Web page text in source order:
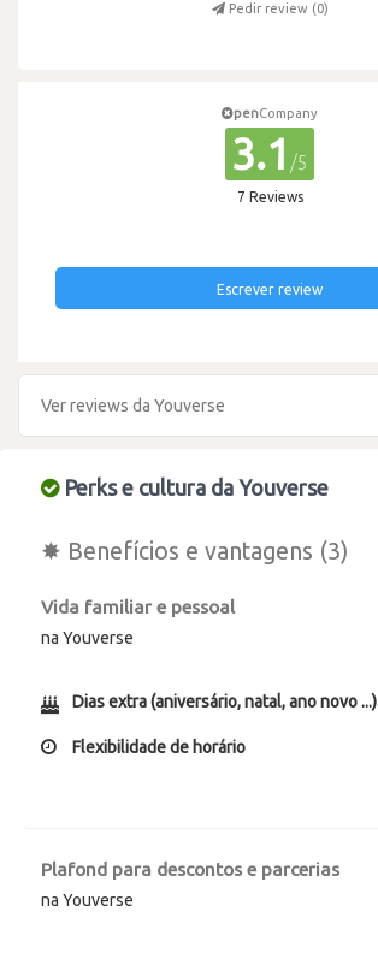
Pedir review (0)
penCompany
3.1 /5
7 Reviews
Escrever review
Ver reviews da Youverse
Perks e cultura da Youverse
✸ Benefícios e vantagens (3)
Vida familiar e pessoal
na Youverse
Dias extra (aniversário, natal, ano novo ...)
Flexibilidade de horário
Plafond para descontos e parcerias
na Youverse